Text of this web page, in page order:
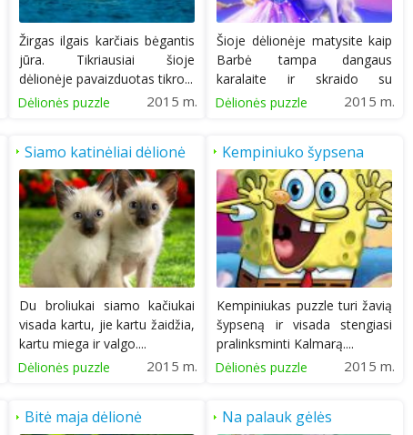
Žirgas ilgais karčiais bėgantis
jūra. Tikriausiai šioje
dėlionėje pavaizduotas tikro...
Dėlionės puzzle
2015 m.
Šioje dėlionėje matysite kaip
Barbė tampa dangaus
karalaite ir skraido su
stebuklingu...
Dėlionės puzzle 2015 m.
Siamo katinėliai dėlionė
Du broliukai siamo kačiukai
visada kartu, jie kartu žaidžia,
kartu miega ir valgo....
Dėlionės puzzle
2015 m.
Kempiniuko šypsena
Kempiniukas puzzle turi žavią
šypseną ir visada stengiasi
pralinksminti Kalmarą....
Dėlionės puzzle
2015 m.
Bitė maja dėlionė Na palauk gėlės